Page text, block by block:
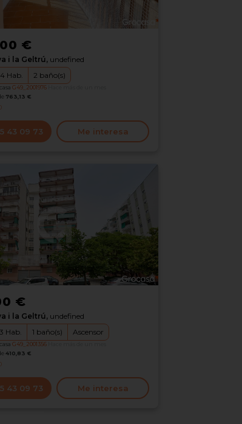
€
i la Geltrú, undefined
4 Hab. 2 baño(s)
G49_2001976
763,13 €
43 09 73 Me interesa
€
i la Geltrú, undefined
3 Hab. 1 baño(s) Ascensor
G49_2001356
410,83 €
43 09 73 Me interesa